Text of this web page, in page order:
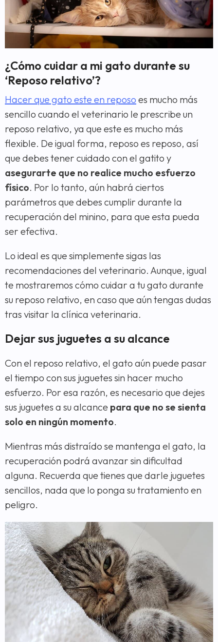
¿Cómo cuidar a mi gato durante su
‘Reposo relativo’?
Hacer que gato este en reposo es mucho más
sencillo cuando el veterinario le prescribe un
reposo relativo, ya que este es mucho más
flexible. De igual forma, reposo es reposo, así
que debes tener cuidado con el gatito y
asegurarte que no realice mucho esfuerzo
físico. Por lo tanto, aún habrá ciertos
parámetros que debes cumplir durante la
recuperación del minino, para que esta pueda
ser efectiva.
Lo ideal es que simplemente sigas las
recomendaciones del veterinario. Aunque, igual
te mostraremos cómo cuidar a tu gato durante
su reposo relativo, en caso que aún tengas dudas
tras visitar la clínica veterinaria.
Dejar sus juguetes a su alcance
Con el reposo relativo, el gato aún puede pasar
el tiempo con sus juguetes sin hacer mucho
esfuerzo. Por esa razón, es necesario que dejes
sus juguetes a su alcance para que no se sienta
solo en ningún momento.
Mientras más distraído se mantenga el gato, la
recuperación podrá avanzar sin dificultad
alguna. Recuerda que tienes que darle juguetes
sencillos, nada que lo ponga su tratamiento en
peligro.